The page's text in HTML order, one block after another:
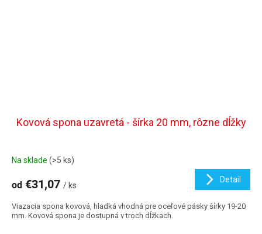
Kovová spona uzavretá - šírka 20 mm, rôzne dĺžky
Na sklade (>5 ks)
od €31,07 / ks
Detail
Viazacia spona kovová, hladká vhodná pre oceľové pásky šírky 19-20
mm. Kovová spona je dostupná v troch dĺžkach.